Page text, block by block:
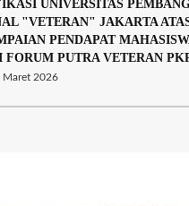
UNIVERSITAS
"VETERAN" JAKARTA
PENDAPAT
FORUM PUTRA VETERAN
Maret 2026